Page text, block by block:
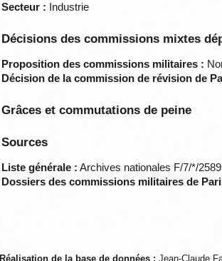
Secteur : Industrie
Décisions des commissions mixtes
Proposition des commissions militaires :
Décision de la commission de révision de
Grâces et commutations de peine
Sources
Liste générale : Archives nationales F/7/*/2589
Dossiers des commissions militaires de
Réalisation de la base de données : Jean-Claude